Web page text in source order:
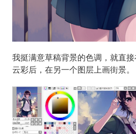
我挺满意草稿背景的色调，就直
云彩后，在另一个图层上画街景。